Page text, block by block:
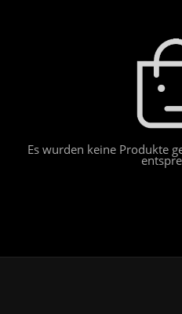
Es wurden keine Produkte